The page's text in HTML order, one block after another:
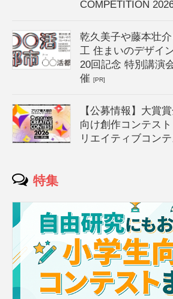
COMPETITION
乾久美子や藤本壮
工 住まいのデザイ
20回記念 特別講演
催[PR]
【公募情報】大賞
向け創作コンテス
リエイティブコン
特集